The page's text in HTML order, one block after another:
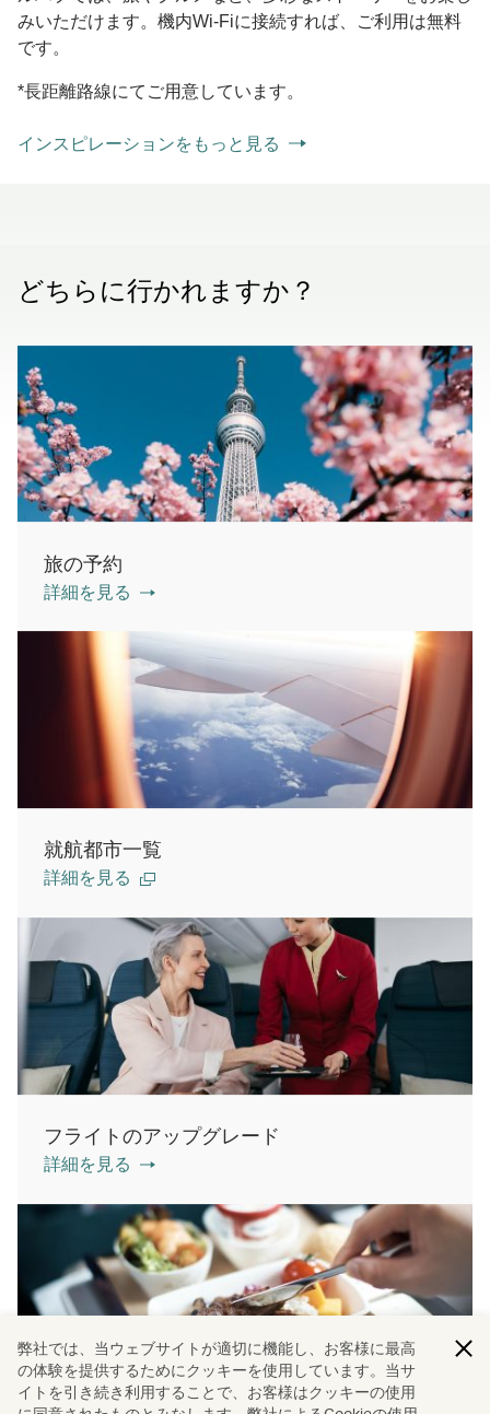
みいただけます。機内Wi-Fiに接続すれば、ご利用は無料
です。
*長距離路線にてご用意しています。
インスピレーションをもっと見る
どちらに行かれますか？
旅の予約
詳細を見る
就航都市一覧
詳細を見る
フライトのアップグレード
詳細を見る
弊社では、当ウェブサイトが適切に機能し、お客様に最高
の体験を提供するためにクッキーを使用しています。当サ
イトを引き続き利用することで、お客様はクッキーの使用